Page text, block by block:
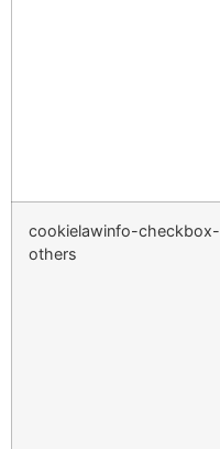
cookielawinfo-checkbox-
others